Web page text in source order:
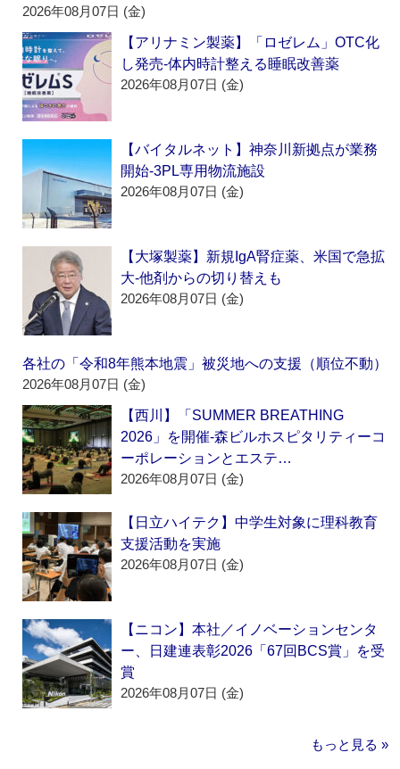
2026年08月07日 (金)
【アリナミン製薬】「ロゼレム」OTC化
し発売‐体内時計整える睡眠改善薬
2026年08月07日 (金)
【バイタルネット】神奈川新拠点が業務
開始‐3PL専用物流施設
2026年08月07日 (金)
【大塚製薬】新規IgA腎症薬、米国で急拡
大‐他剤からの切り替えも
2026年08月07日 (金)
各社の「令和8年熊本地震」被災地への支援（順位不動）
2026年08月07日 (金)
【西川】「SUMMER BREATHING
2026」を開催‐森ビルホスピタリティーコ
ーポレーションとエステ…
2026年08月07日 (金)
【日立ハイテク】中学生対象に理科教育
支援活動を実施
2026年08月07日 (金)
【ニコン】本社／イノベーションセンタ
ー、日建連表彰2026「67回BCS賞」を受
賞
2026年08月07日 (金)
もっと見る »